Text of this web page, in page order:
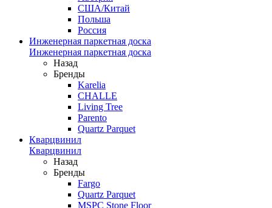
США/Китай
Польша
Россия
Инженерная паркетная доска
Инженерная паркетная доска
Назад
Бренды
Karelia
CHALLE
Living Tree
Parento
Quartz Parquet
Кварцвинил
Кварцвинил
Назад
Бренды
Fargo
Quartz Parquet
MSPC Stone Floor